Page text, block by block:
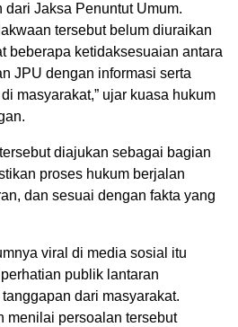
Jaksa Penuntut Umum.
tersebut belum diuraikan
beberapa ketidaksesuaian antara
JPU dengan informasi serta
masyarakat,” ujar kuasa hukum
diajukan sebagai bagian
proses hukum berjalan
dan sesuai dengan fakta yang
viral di media sosial itu
publik lantaran
dari masyarakat.
menilai persoalan tersebut